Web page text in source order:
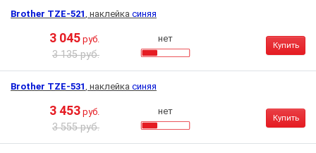
Brother TZE-521, наклейка синяя
3 045 руб.
3 135 руб.
нет
Купить
Brother TZE-531, наклейка синяя
3 453 руб.
3 555 руб.
нет
Купить